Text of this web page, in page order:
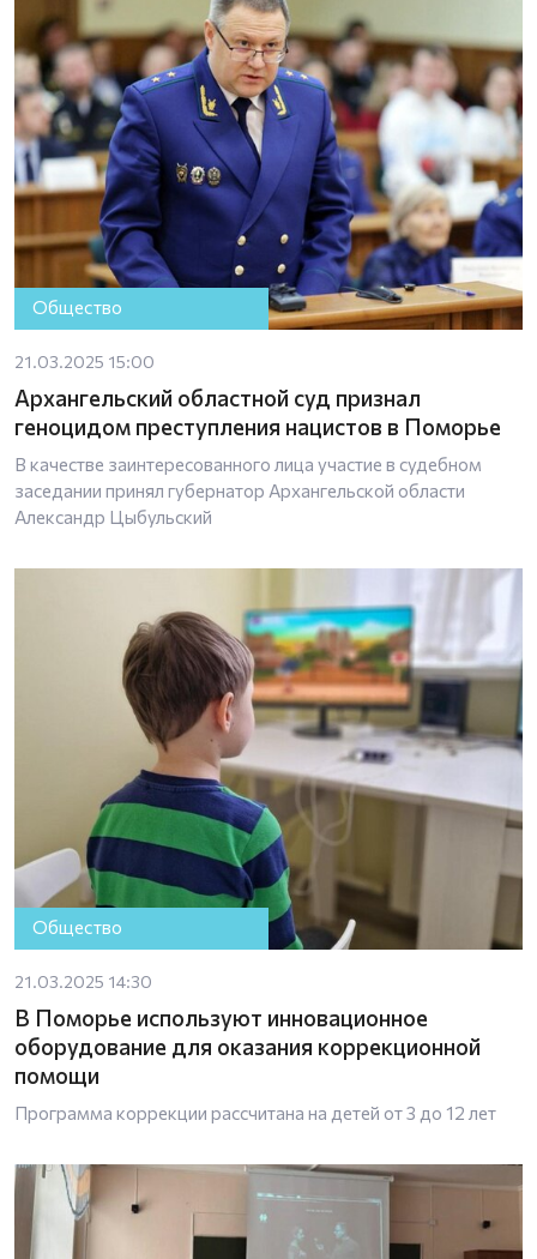
Общество
21.03.2025 15:00
Архангельский областной суд признал
геноцидом преступления нацистов в Поморье
В качестве заинтересованного лица участие в судебном
заседании принял губернатор Архангельской области
Александр Цыбульский
Общество
21.03.2025 14:30
В Поморье используют инновационное
оборудование для оказания коррекционной
помощи
Программа коррекции рассчитана на детей от 3 до 12 лет